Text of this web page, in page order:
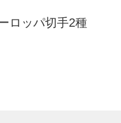
ロッパ切手2種